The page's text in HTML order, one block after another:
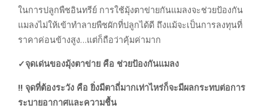
ในการปลูกพืชอินทรีย์ การใช้มุ้งตาข่ายกันแมลงจะช่วยป้องกัน
แมลงไม่ให้เข้าทำลายพืชผักที่ปลูกได้ดี ถึงแม้จะเป็นการลงทุนที่
ราคาค่อนข้างสูง…แต่ก็ถือว่าคุ้มค่ามาก
✓จุดเด่นของมุ้งตาข่าย คือ ช่วยป้องกันแมลง
!! จุดที่ต้องระวัง คือ ยิ่งมีตาถี่มากเท่าไหร่ก็จะมีผลกระทบต่อการ
ระบายอากาศและความชื้น